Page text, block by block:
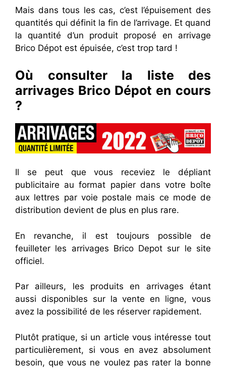
Mais dans tous les cas, c’est l’épuisement des
quantités qui définit la fin de l’arrivage. Et quand
la quantité d’un produit proposé en arrivage
Brico Dépot est épuisée, c’est trop tard !
Où consulter la liste des
arrivages Brico Dépot en cours
?
Il se peut que vous receviez le dépliant
publicitaire au format papier dans votre boîte
aux lettres par voie postale mais ce mode de
distribution devient de plus en plus rare.
En revanche, il est toujours possible de
feuilleter les arrivages Brico Depot sur le site
officiel.
Par ailleurs, les produits en arrivages étant
aussi disponibles sur la vente en ligne, vous
avez la possibilité de les réserver rapidement.
Plutôt pratique, si un article vous intéresse tout
particulièrement, si vous en avez absolument
besoin, que vous ne voulez pas rater la bonne